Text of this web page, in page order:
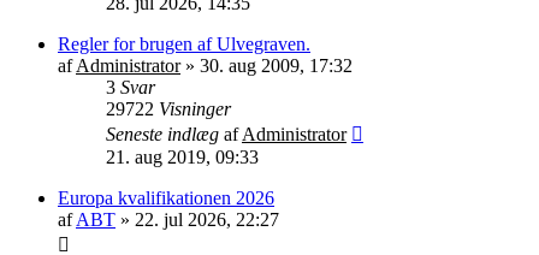
Regler for brugen af Ulvegraven.
afAdministrator» 30. aug 2009, 17:32
3 Svar
29722 Visninger
Seneste indlæg afAdministrator
21. aug 2019, 09:33
Europa kvalifikationen 2026
afABT » 22. jul 2026, 22:27